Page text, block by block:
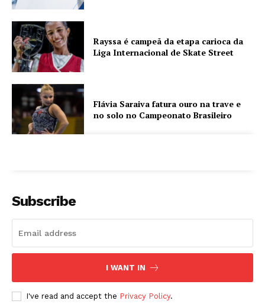
Rayssa é campeã da etapa carioca da
Liga Internacional de Skate Street
Flávia Saraiva fatura ouro na trave e
no solo no Campeonato Brasileiro
Subscribe
I WANT IN
I've read and accept the Privacy Policy.